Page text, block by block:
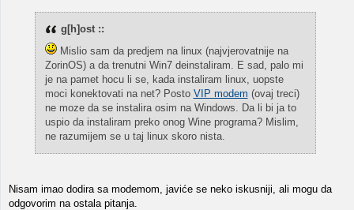
g[h]ost ::
Mislio sam da predjem na linux (najvjerovatnije na
ZorinOS) a da trenutni Win7 deinstaliram. E sad, palo mi
je na pamet hocu li se, kada instaliram linux, uopste
moci konektovati na net? Posto VIP modem (ovaj treci)
ne moze da se instalira osim na Windows. Da li bi ja to
uspio da instaliram preko onog Wine programa? Mislim,
ne razumijem se u taj linux skoro nista.
Nisam imao dodira sa modemom, javiće se neko iskusniji, ali mogu da
odgovorim na ostala pitanja.